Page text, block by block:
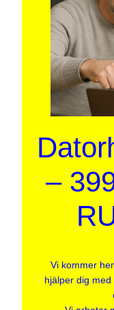
–
Vi kommer
hjälper dig